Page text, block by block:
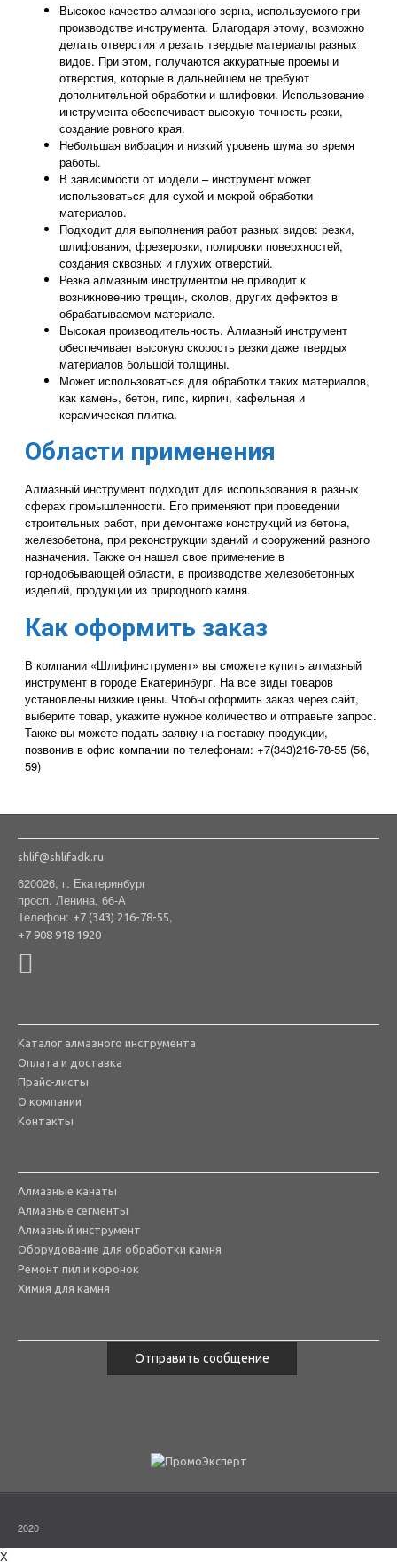
Высокое качество алмазного зерна, используемого при
производстве инструмента. Благодаря этому, возможно
делать отверстия и резать твердые материалы разных
видов. При этом, получаются аккуратные проемы и
отверстия, которые в дальнейшем не требуют
дополнительной обработки и шлифовки. Использование
инструмента обеспечивает высокую точность резки,
создание ровного края.
Небольшая вибрация и низкий уровень шума во время
работы.
В зависимости от модели – инструмент может
использоваться для сухой и мокрой обработки
материалов.
Подходит для выполнения работ разных видов: резки,
шлифования, фрезеровки, полировки поверхностей,
создания сквозных и глухих отверстий.
Резка алмазным инструментом не приводит к
возникновению трещин, сколов, других дефектов в
обрабатываемом материале.
Высокая производительность. Алмазный инструмент
обеспечивает высокую скорость резки даже твердых
материалов большой толщины.
Может использоваться для обработки таких материалов,
как камень, бетон, гипс, кирпич, кафельная и
керамическая плитка.
Области применения
Алмазный инструмент подходит для использования в разных
сферах промышленности. Его применяют при проведении
строительных работ, при демонтаже конструкций из бетона,
железобетона, при реконструкции зданий и сооружений разного
назначения. Также он нашел свое применение в
горнодобывающей области, в производстве железобетонных
изделий, продукции из природного камня.
Как оформить заказ
В компании «Шлифинструмент» вы сможете купить алмазный
инструмент в городе Екатеринбург. На все виды товаров
установлены низкие цены. Чтобы оформить заказ через сайт,
выберите товар, укажите нужное количество и отправьте запрос.
Также вы можете подать заявку на поставку продукции,
позвонив в офис компании по телефонам: +7(343)216-78-55 (56,
59)
shlif@shlifadk.ru
620026, г. Екатеринбург
просп. Ленина, 66-А
Телефон: +7 (343) 216-78-55,
+7 908 918 1920
Каталог алмазного инструмента
Оплата и доставка
Прайс-листы
О компании
Контакты
Алмазные канаты
Алмазные сегменты
Алмазный инструмент
Оборудование для обработки камня
Ремонт пил и коронок
Химия для камня
Отправить сообщение
2020
X